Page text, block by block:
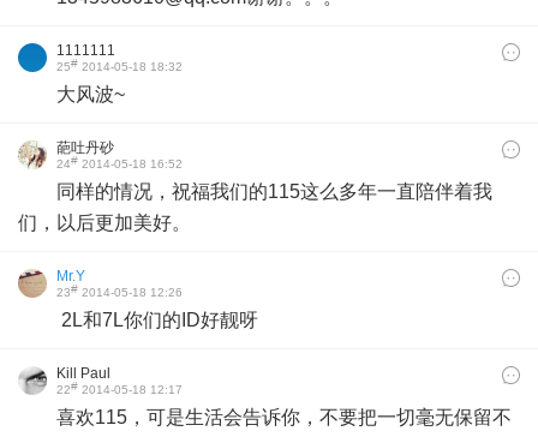
1111111
25# 2014-05-18 18:32
大风波~
葩吐丹砂
24# 2014-05-18 16:52
同样的情况，祝福我们的115这么多年一直陪伴着我
们，以后更加美好。
Mr.Y
23# 2014-05-18 12:26
2L和7L你们的ID好靓呀
Kill Paul
22# 2014-05-18 12:17
喜欢115，可是生活会告诉你，不要把一切毫无保留不